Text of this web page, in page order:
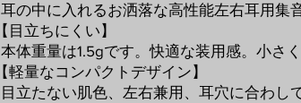
耳の中に入れるお洒落な高性能左右耳用集
【目立ちにくい】
本体重量は1.5gです。快適な装用感。小さ
【軽量なコンパクトデザイン】
目立たない肌色、左右兼用、耳穴に合わし